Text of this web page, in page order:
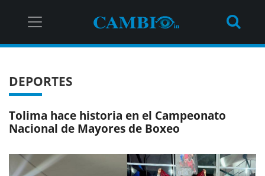
DEPORTES
Tolima hace historia en el Campeonato
Nacional de Mayores de Boxeo